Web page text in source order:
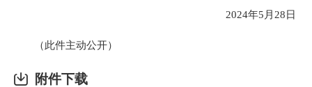
2024年5月28日
（此件主动公开）
附件下载